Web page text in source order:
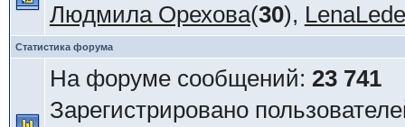
Людмила Орехова(30), LenaLede
Статистика форума
На форуме сообщений: 23 741
Зарегистрировано